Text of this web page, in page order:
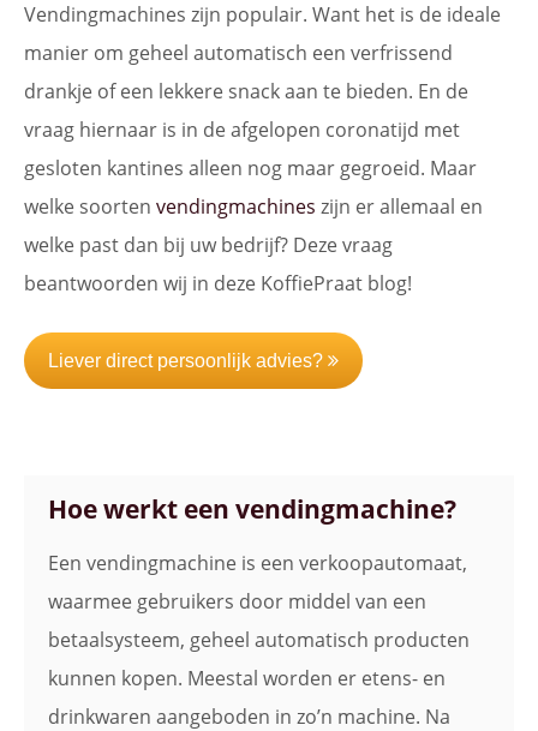
Vendingmachines zijn populair. Want het is de ideale
manier om geheel automatisch een verfrissend
drankje of een lekkere snack aan te bieden. En de
vraag hiernaar is in de afgelopen coronatijd met
gesloten kantines alleen nog maar gegroeid. Maar
welke soorten vendingmachines zijn er allemaal en
welke past dan bij uw bedrijf? Deze vraag
beantwoorden wij in deze KoffiePraat blog!
Liever direct persoonlijk advies?
Hoe werkt een vendingmachine?
Een vendingmachine is een verkoopautomaat,
waarmee gebruikers door middel van een
betaalsysteem, geheel automatisch producten
kunnen kopen. Meestal worden er etens- en
drinkwaren aangeboden in zo’n machine. Na